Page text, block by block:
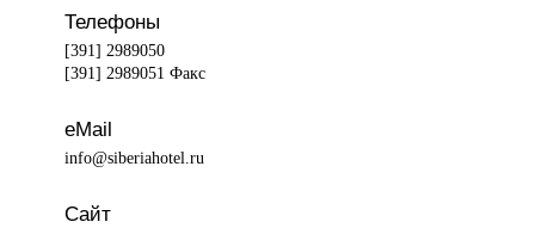
Телефоны
[391] 2989050
[391] 2989051 Факс
eMail
info@siberiahotel.ru
Сайт